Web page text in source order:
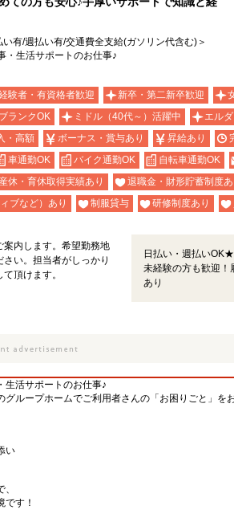
有/週払い有/交通費全支給(ガソリン代含む)＞
・生活サポートのお仕事♪
験者・有資格者歓迎 新卒・第二新卒歓迎
ブランクOK ミドル（40代～）活躍中
エル
・高額 ボーナス・賞与あり 昇給あり
車通勤OK バイク通勤OK 自転車通勤OK
産休・育休取得実績あり
退職金・財形貯蓄制度あ
ブなど）あり
制服貸与 研修制度あり
内します。希望勤務地
い。担当者がしっかり
頂けます。
日払い・週払い
未経験の方も歓迎
あり
生活サポートのお仕事♪
グループホームでご利用者さんの「お困りごと」を
い
です！